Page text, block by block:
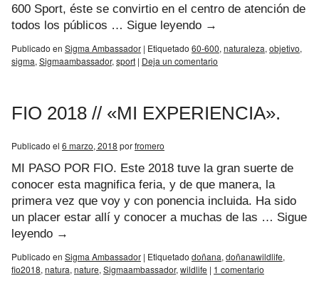
600 Sport, éste se convirtio en el centro de atención de
todos los públicos … Sigue leyendo →
Publicado en Sigma Ambassador | Etiquetado 60-600, naturaleza, objetivo,
sigma, Sigmaambassador, sport | Deja un comentario
FIO 2018 // «MI EXPERIENCIA».
Publicado el 6 marzo, 2018 porfromero
MI PASO POR FIO. Este 2018 tuve la gran suerte de
conocer esta magnifica feria, y de que manera, la
primera vez que voy y con ponencia incluida. Ha sido
un placer estar allí y conocer a muchas de las … Sigue
leyendo →
Publicado en Sigma Ambassador | Etiquetado doñana, doñanawildlife,
fio2018, natura, nature, Sigmaambassador, wildlife | 1 comentario